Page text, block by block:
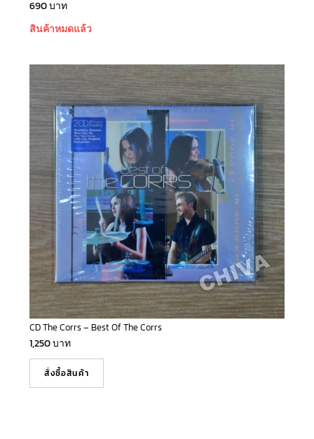
690บาท
สินค้าหมดแล้ว
CD The Corrs – Best Of The Corrs
1,250บาท
สั่งซื้อสินค้า